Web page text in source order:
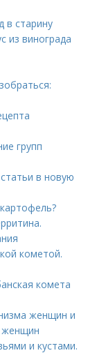
в старину
из винограда
групп
в новую
кометой.
комета
женщин и
женщин
и кустами.